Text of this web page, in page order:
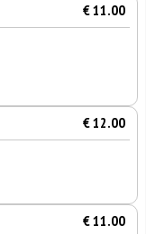
€ 11.00
€ 12.00
€ 11.00